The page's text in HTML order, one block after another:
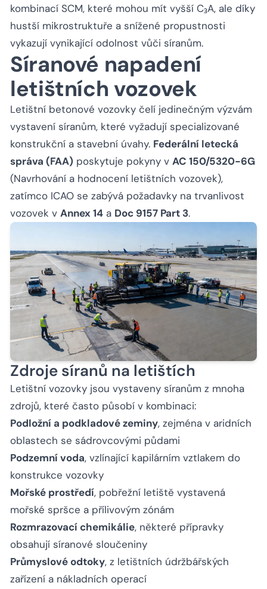
kombinací SCM, které mohou mít vyšší C₃A, ale díky
hustší mikrostruktuře a snížené propustnosti
vykazují vynikající odolnost vůči síranům.
Síranové napadení
letištních vozovek
Letištní betonové vozovky čelí jedinečným výzvám
vystavení síranům, které vyžadují specializované
konstrukční a stavební úvahy. Federální letecká
správa (FAA) poskytuje pokyny v AC 150/5320-6G
(Navrhování a hodnocení letištních vozovek),
zatímco ICAO se zabývá požadavky na trvanlivost
vozovek v Annex 14 a Doc 9157 Part 3.
Zdroje síranů na letištích
Letištní vozovky jsou vystaveny síranům z mnoha
zdrojů, které často působí v kombinaci:
Podložní a podkladové zeminy, zejména v aridních
oblastech se sádrovcovými půdami
Podzemní voda, vzlínající kapilárním vztlakem do
konstrukce vozovky
Mořské prostředí, pobřežní letiště vystavená
mořské spršce a přílivovým zónám
Rozmrazovací chemikálie, některé přípravky
obsahují síranové sloučeniny
Průmyslové odtoky, z letištních údržbářských
zařízení a nákladních operací